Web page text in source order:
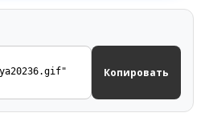
Копировать